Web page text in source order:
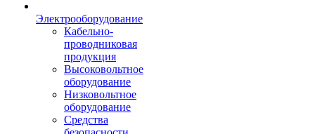
Электрооборудование
Кабельно-
проводниковая
продукция
Высоковольтное
оборудование
Низковольтное
оборудование
Средства